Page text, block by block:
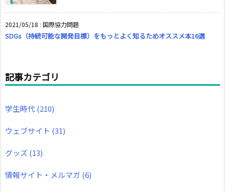
2021/05/18 : 国際協力問題
SDGs（持続可能な開発目標）をもっとよく知るためオススメ本16選
記事カテゴリ
学生時代(210)
ウェブサイト (31)
グッズ (13)
情報サイト・メルマガ (6)